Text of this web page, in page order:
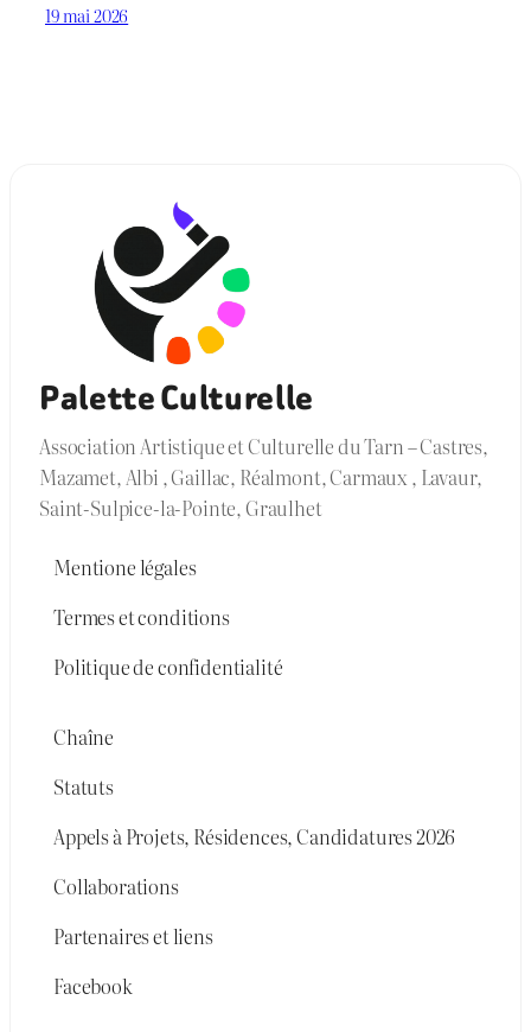
19 mai 2026
Palette Culturelle
Association Artistique et Culturelle du Tarn – Castres,
Mazamet, Albi , Gaillac, Réalmont, Carmaux , Lavaur,
Saint-Sulpice-la-Pointe, Graulhet
Mentione légales
Termes et conditions
Politique de confidentialité
Chaîne
Statuts
Appels à Projets, Résidences, Candidatures 2026
Collaborations
Partenaires et liens
Facebook